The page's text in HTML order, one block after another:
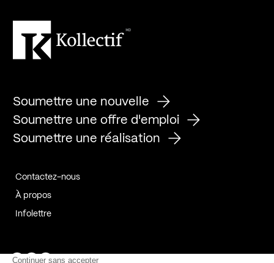
Soumettre une nouvelle
Soumettre une offre d'emploi
Soumettre une réalisation
Contactez-nous
À propos
Infolettre
Page Facebook de Kollectif
Page Instagram de Kollectif
Page Linkedin de Kollectif